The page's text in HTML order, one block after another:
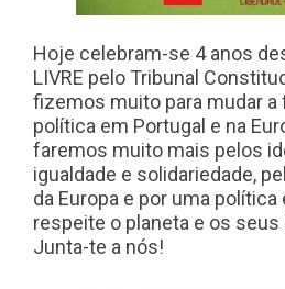
Hoje celebram-se 4 anos
LIVRE pelo Tribunal
fizemos muito para mudar
política em Portugal e na
faremos muito mais pelos
igualdade e solidariedade,
da Europa e por uma
respeite o planeta e os
Junta-te a nós!